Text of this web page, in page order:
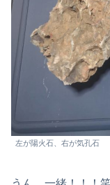
左が陽火石、右が気孔石